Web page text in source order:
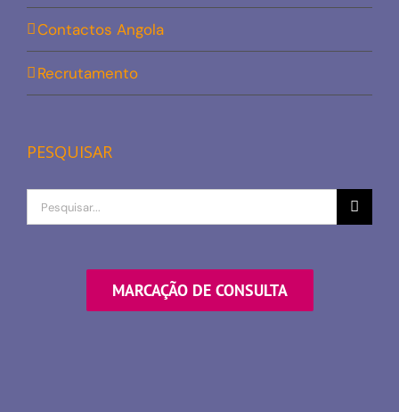
Contactos Angola
Recrutamento
PESQUISAR
Procurar
por
MARCAÇÃO DE CONSULTA